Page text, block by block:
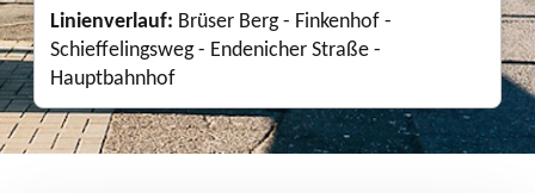
Linienverlauf: Brüser Berg - Finkenhof -
Schieffelingsweg - Endenicher Straße -
Hauptbahnhof